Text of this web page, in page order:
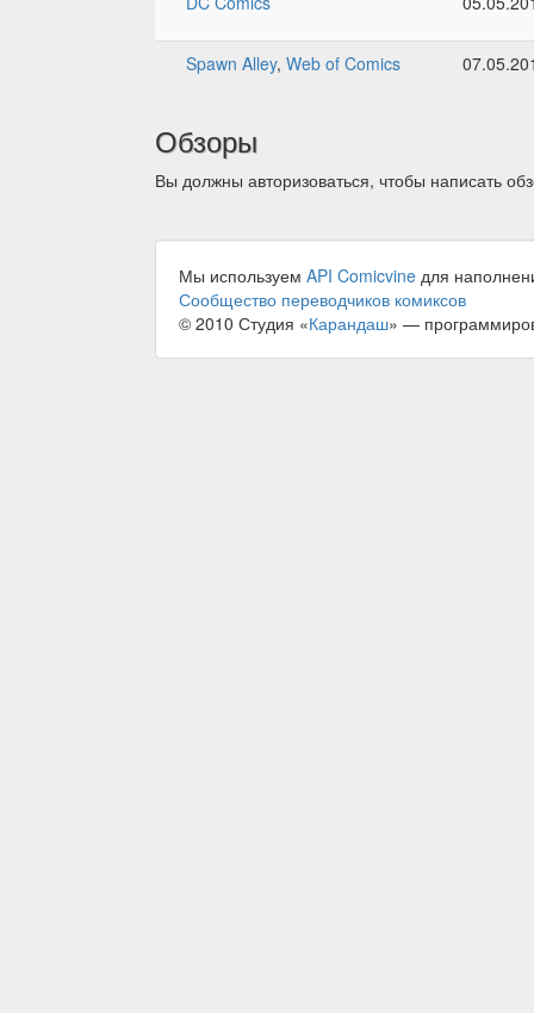
Spawn Alley, Web of Comics
Обзоры
Вы должны авторизоваться, чтобы написать
Мы используем API Comicvine для
Сообщество переводчиков комиксов
© 2010 Студия «Карандаш» —